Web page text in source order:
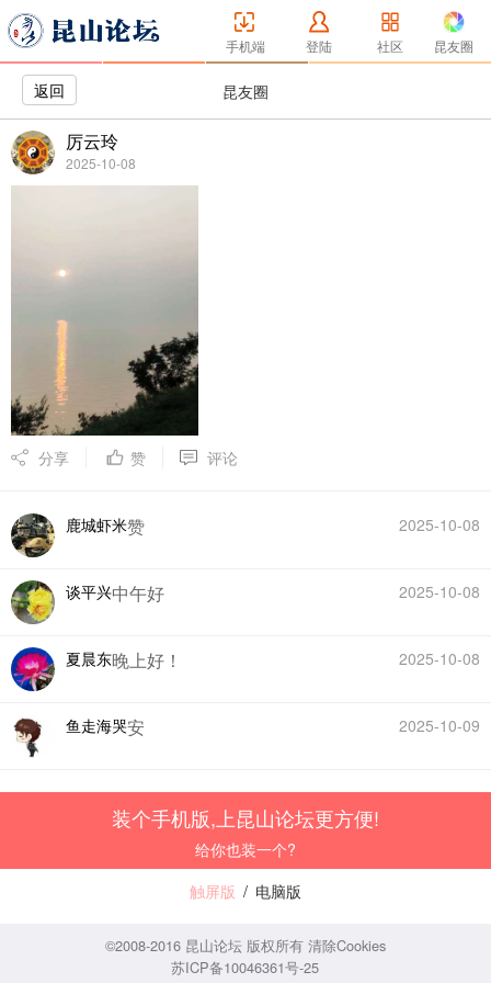
手机端 登陆 社区 昆友圈
返回 昆友圈
厉云玲
2025-10-08
分享 赞 评论
鹿城虾米 2025-10-08
赞
谈平兴 2025-10-08
中午好
夏晨东 2025-10-08
晚上好！
鱼走海哭 2025-10-09
安
装个手机版,上昆山论坛更方便!
给你也装一个?
触屏版 / 电脑版
©2008-2016 昆山论坛 版权所有 清除Cookies
苏ICP备10046361号-25